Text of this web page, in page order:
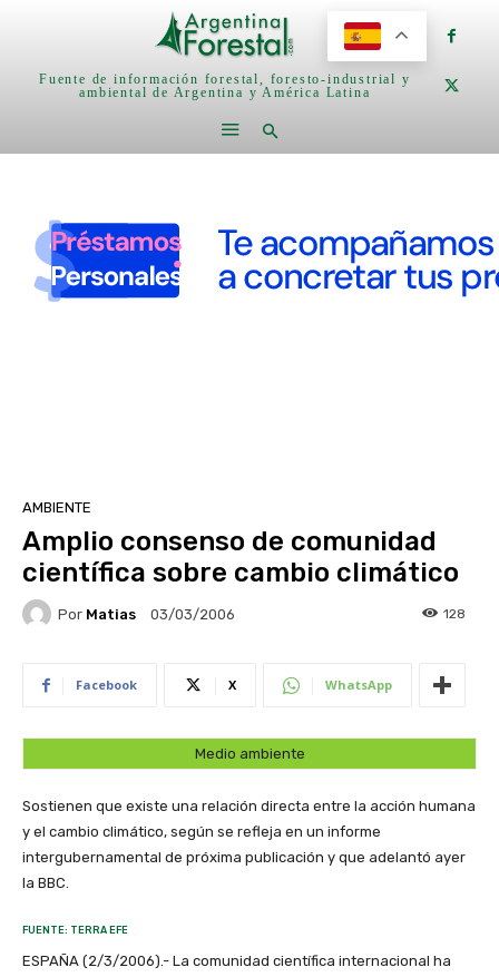
Fuente de información forestal, foresto-industrial y
ambiental de Argentina y América Latina
AMBIENTE
Amplio consenso de comunidad
científica sobre cambio climático
Por Matias 03/03/2006 128
Facebook X WhatsApp
Medio ambiente
Sostienen que existe una relación directa entre la acción humana
y el cambio climático, según se refleja en un informe
intergubernamental de próxima publicación y que adelantó ayer
la BBC.
FUENTE: TERRA EFE
ESPAÑA (2/3/2006).- La comunidad científica internacional ha